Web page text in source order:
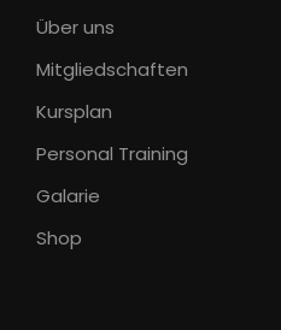
Über uns
Mitgliedschaften
Kursplan
Personal Training
Galarie
Shop